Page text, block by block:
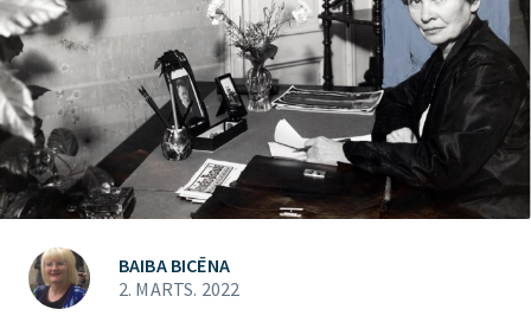
BAIBA BICĒNA
2. MARTS. 2022